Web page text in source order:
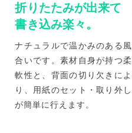
折りたたみが出来て
書き込み楽々。
ナチュラルで温かみのある風
合いです。素材自身が持つ柔
軟性と、背面の切り欠きによ
り、用紙のセット・取り外し
が簡単に行えます。